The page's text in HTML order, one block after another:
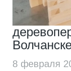
8 февраля